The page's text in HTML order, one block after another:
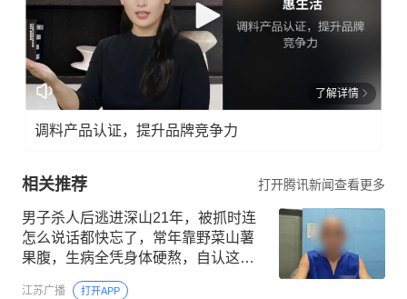
了解详情
调料产品认证，提升品牌竞争力
相关推荐 打开腾讯新闻查看更多
男子杀人后逃进深山21年，被抓时连
怎么说话都快忘了，常年靠野菜山薯
果腹，生病全凭身体硬熬，自认这些
年“活得不像个人”
江苏广播 打开APP